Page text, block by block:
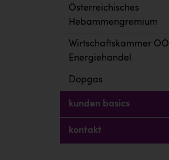
Österreichisches
Hebammengremium
Wirtschaftskammer OÖ
Energiehandel
Dopgas
kunden basics
kontakt